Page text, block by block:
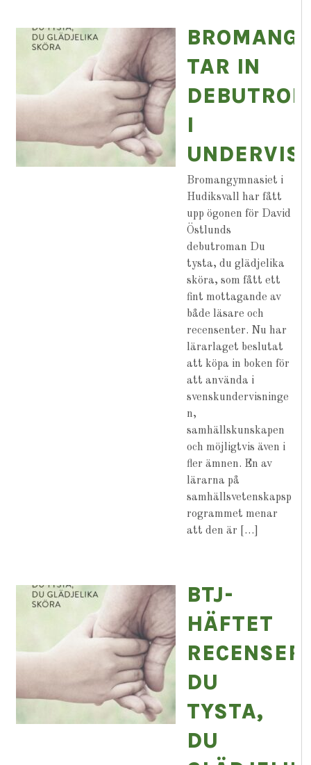
TAR IN
I
Bromangymnasiet i
Hudiksvall har fått
upp ögonen för David
Östlunds
debutroman Du
tysta, du glädjelika
sköra, som fått ett
fint mottagande av
både läsare och
recensenter. Nu har
lärarlaget beslutat
att köpa in boken för
att använda i
svenskundervisninge
n,
samhällskunskapen
och möjligtvis även i
fler ämnen. En av
lärarna på
samhällsvetenskapsp
rogrammet menar
att den är […]
BTJ-
HÄFTET
DU
TYSTA,
DU